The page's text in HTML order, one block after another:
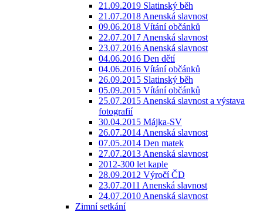
21.09.2019 Slatinský běh
21.07.2018 Anenská slavnost
09.06.2018 Vítání občánků
22.07.2017 Anenská slavnost
23.07.2016 Anenská slavnost
04.06.2016 Den dětí
04.06.2016 Vítání občánků
26.09.2015 Slatinský běh
05.09.2015 Vítání občánků
25.07.2015 Anenská slavnost a výstava
fotografií
30.04.2015 Májka-SV
26.07.2014 Anenská slavnost
07.05.2014 Den matek
27.07.2013 Anenská slavnost
2012-300 let kaple
28.09.2012 Výročí ČD
23.07.2011 Anenská slavnost
24.07.2010 Anenská slavnost
Zimní setkání